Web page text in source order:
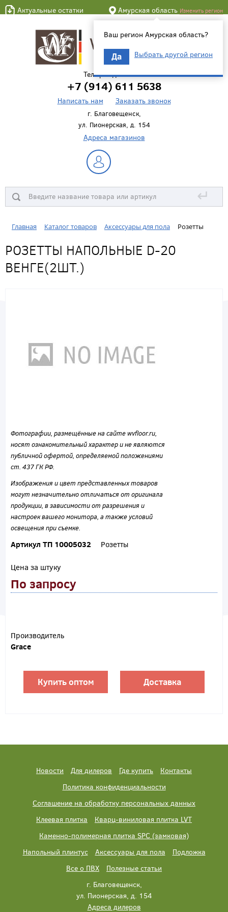
Актуальные остатки Амурская область Изменить регион
Ваш регион Амурская область?
Да Выбрать другой регион
Телефон для связи
+7 (914) 611 5638
Написать нам Заказать звонок
г. Благовещенск,
ул. Пионерская, д. 154
Адреса магазинов
↵
Главная Каталог товаров Аксессуары для пола Розетты
РОЗЕТТЫ НАПОЛЬНЫЕ D-20
ВЕНГЕ(2ШТ.)
Фотографии, размещённые на сайте wvfloor.ru,
носят ознакомительный характер и не являются
публичной офертой, определяемой положениями
ст. 437 ГК РФ.
Изображения и цвет представленных товаров
могут незначительно отличаться от оригинала
продукции, в зависимости от разрешения и
настроек вашего монитора, а также условий
освещения при съемке.
Артикул ТП 10005032 Розетты
Цена за штуку
По запросу
Производитель
Grace
Купить оптом Доставка
Новости Для дилеров Где купить
Контакты
Политика конфиденциальности
Соглашение на обработку персональных данных
Клеевая плитка
Кварц-виниловая плитка LVT
Каменно-полимерная плитка SPC (замковая)
Напольный плинтус
Аксессуары для пола
Подложка
Все о ПВХ
Полезные статьи
г. Благовещенск,
ул. Пионерская, д. 154
Адреса дилеров